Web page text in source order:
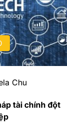
Chu
tài chính đột